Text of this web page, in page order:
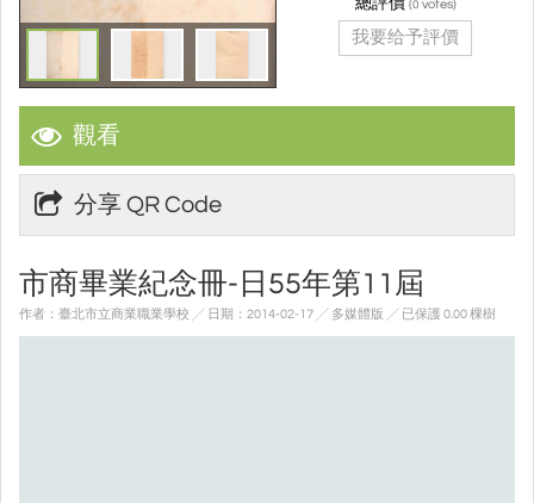
觀看
分享 QR Code
市商畢業紀念冊-日55年第11屆
作者：臺北市立商業職業學校 ╱ 日期：2014-02-17 ╱ 多媒體版 ╱ 已保護 0.00 棵樹
(0 votes)
我要给予評價